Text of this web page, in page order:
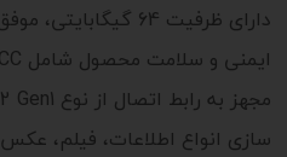
دارای ظرفیت 64
ایمنی و سلامت محصول شامل CE/FCC
سازی انواع اطلاعات، فیلم،